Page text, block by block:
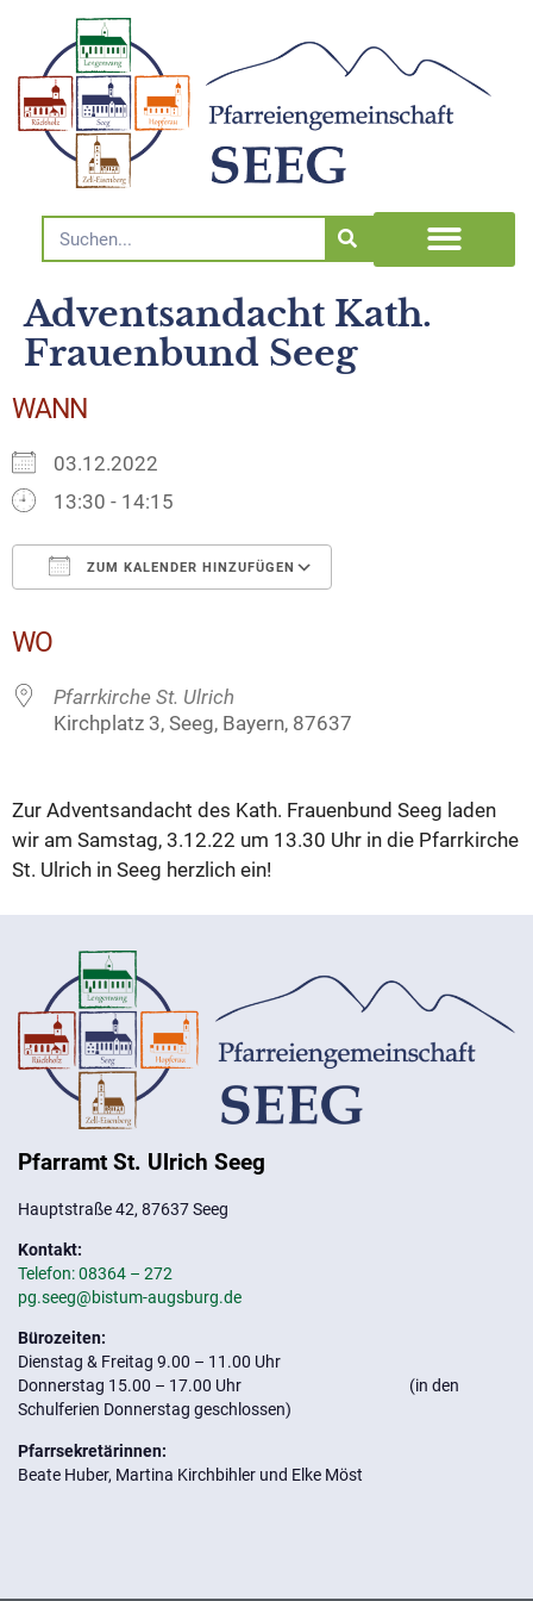
Adventsandacht Kath.
Frauenbund Seeg
WANN
03.12.2022
13:30 - 14:15
ZUM KALENDER HINZUFÜGEN
WO
Pfarrkirche St. Ulrich
Kirchplatz 3, Seeg, Bayern, 87637
Zur Adventsandacht des Kath. Frauenbund Seeg laden
wir am Samstag, 3.12.22 um 13.30 Uhr in die Pfarrkirche
St. Ulrich in Seeg herzlich ein!
Pfarramt St. Ulrich Seeg
Hauptstraße 42, 87637 Seeg
Kontakt:
Telefon: 08364 – 272
pg.seeg@bistum-augsburg.de
Bürozeiten:
Dienstag & Freitag 9.00 – 11.00 Uhr
Donnerstag 15.00 – 17.00 Uhr (in den
Schulferien Donnerstag geschlossen)
Pfarrsekretärinnen:
Beate Huber, Martina Kirchbihler und Elke Möst